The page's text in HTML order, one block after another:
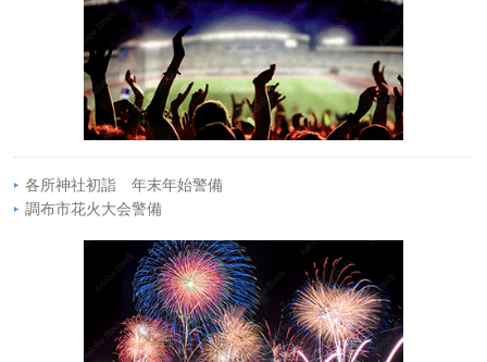
各所神社初詣 年末年始警備
調布市花火大会警備